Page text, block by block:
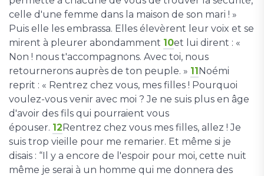
celle d'une femme dans la maison de son mari ! »
Puis elle les embrassa. Elles élevèrent leur voix et se
mirent à pleurer abondamment 10et lui dirent : «
Non ! nous t'accompagnons. Avec toi, nous
retournerons auprès de ton peuple. » 11Noémi
reprit : « Rentrez chez vous, mes filles ! Pourquoi
voulez-vous venir avec moi ? Je ne suis plus en âge
d'avoir des fils qui pourraient vous
épouser. 12Rentrez chez vous mes filles, allez ! Je
suis trop vieille pour me remarier. Et même si je
disais : “Il y a encore de l'espoir pour moi, cette nuit
même je serai à un homme qui me donnera des